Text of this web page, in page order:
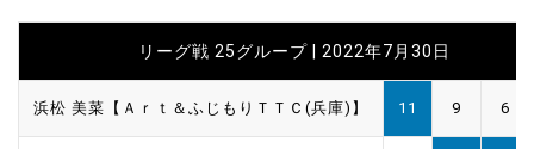
リーグ戦 25グループ | 2022年7月30日
浜松 美菜【Ａｒｔ＆ふじもりＴＴＣ(兵庫)】 11 9 6